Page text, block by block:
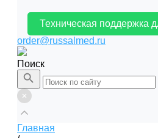
Техническая поддержка
order@russalmed.ru
Поиск
Главная